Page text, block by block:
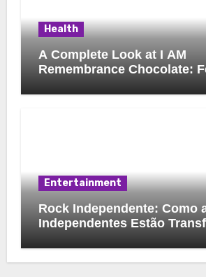
Health
A Complete Look at I AM
Remembrance Chocolate:
Entertainment
Rock Independente: Como
Independentes Estão